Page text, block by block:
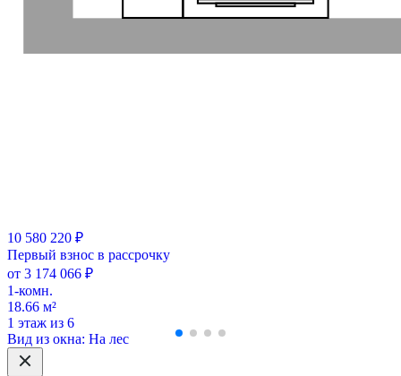
10 580 220 ₽
Первый взнос в рассрочку
от 3 174 066 ₽
1-комн.
18.66 м²
1 этаж из 6
Вид из окна: На лес